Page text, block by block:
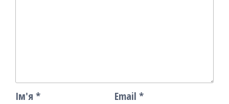
Ім'я * Email *